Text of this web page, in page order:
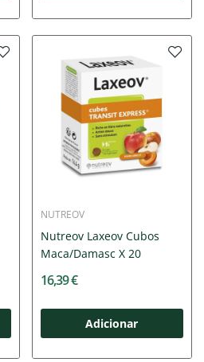
NUTREOV
Nutreov Laxeov Cubos
Maca/Damasc X 20
16,39 €
Adicionar